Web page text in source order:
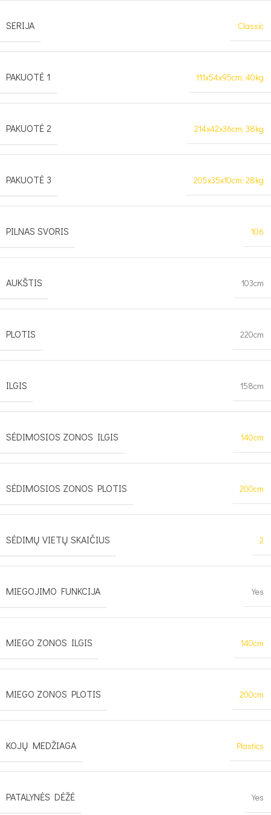
SERIJA Classic
PAKUOTĖ 1 111x54x95cm; 40kg
PAKUOTĖ 2 214x42x36cm; 38kg
PAKUOTĖ 3 205x35x10cm; 28kg
PILNAS SVORIS 106
AUKŠTIS 103cm
PLOTIS 220cm
ILGIS 158cm
SĖDIMOSIOS ZONOS ILGIS 140cm
SĖDIMOSIOS ZONOS PLOTIS 200cm
SĖDIMŲ VIETŲ SKAIČIUS 2
MIEGOJIMO FUNKCIJA Yes
MIEGO ZONOS ILGIS 140cm
MIEGO ZONOS PLOTIS 200cm
KOJŲ MEDŽIAGA Plastics
PATALYNĖS DĖŽĖ Yes